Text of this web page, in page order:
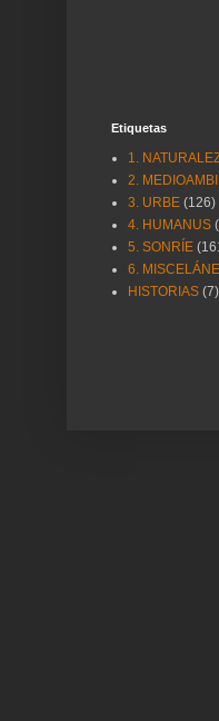
Etiquetas
1.
2.
3. URBE (126)
4. HUMANUS
5. SONRÍE
6.
HISTORIAS (7)